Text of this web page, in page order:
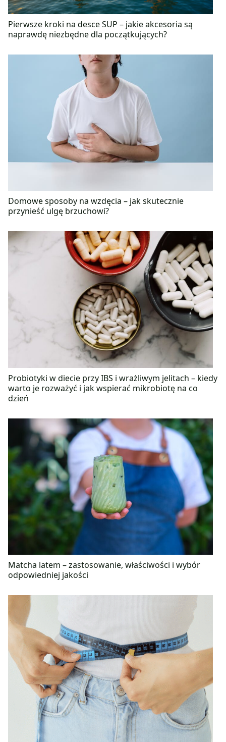
Pierwsze kroki na desce SUP – jakie akcesoria są
naprawdę niezbędne dla początkujących?
Domowe sposoby na wzdęcia – jak skutecznie
przynieść ulgę brzuchowi?
Probiotyki w diecie przy IBS i wrażliwym jelitach – kiedy
warto je rozważyć i jak wspierać mikrobiotę na co
dzień
Matcha latem – zastosowanie, właściwości i wybór
odpowiedniej jakości